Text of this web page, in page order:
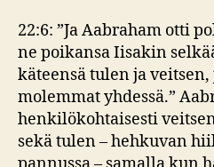
22:6: ”Ja Aabraham otti
ne poikansa Iisakin
käteensä tulen ja
molemmat yhdessä.”
henkilökohtaisesti
sekä tulen – hehkuvan